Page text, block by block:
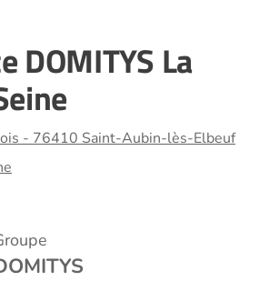
DOMITYS La
- 76410 Saint-Aubin-lès-Elbeuf